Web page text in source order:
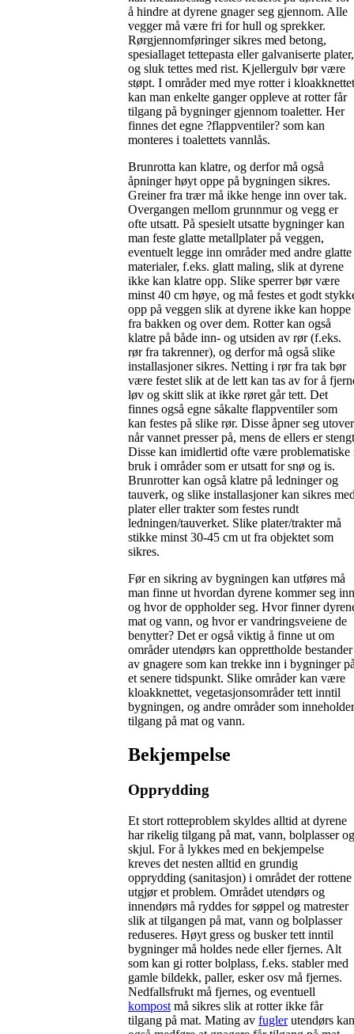
å hindre at dyrene gnager seg gjennom. Alle
vegger må være fri for hull og sprekker.
Rørgjennomføringer sikres med betong,
spesiallaget tettepasta eller galvaniserte plater,
og sluk tettes med rist. Kjellergulv bør være
støpt. I områder med mye rotter i kloakknettet
kan man enkelte ganger oppleve at rotter får
tilgang på bygninger gjennom toaletter. Her
finnes det egne ?flappventiler? som kan
monteres i toalettets vannlås.
Brunrotta kan klatre, og derfor må også
åpninger høyt oppe på bygningen sikres.
Greiner fra trær må ikke henge inn over tak.
Overgangen mellom grunnmur og vegg er
ofte utsatt. På spesielt utsatte bygninger kan
man feste glatte metallplater på veggen,
eventuelt legge inn områder med andre glatte
materialer, f.eks. glatt maling, slik at dyrene
ikke kan klatre opp. Slike sperrer bør være
minst 40 cm høye, og må festes et godt
opp på veggen slik at dyrene ikke kan hoppe
fra bakken og over dem. Rotter kan også
klatre på både inn- og utsiden av rør (f.eks.
rør fra takrenner), og derfor må også slike
installasjoner sikres. Netting i rør fra tak bør
være festet slik at de lett kan tas av for å
løv og skitt slik at ikke røret går tett. Det
finnes også egne såkalte flappventiler som
kan festes på slike rør. Disse åpner seg utover
når vannet presser på, mens de ellers er
Disse kan imidlertid ofte være problematiske
bruk i områder som er utsatt for snø og is.
Brunrotter kan også klatre på ledninger og
tauverk, og slike installasjoner kan sikres
plater eller trakter som festes rundt
ledningen/tauverket. Slike plater/trakter må
stikke minst 30-45 cm ut fra objektet som
sikres.
Før en sikring av bygningen kan utføres må
man finne ut hvordan dyrene kommer seg inn
og hvor de oppholder seg. Hvor finner
mat og vann, og hvor er vandringsveiene de
benytter? Det er også viktig å finne ut om
områder utendørs kan opprettholde bestander
av gnagere som kan trekke inn i bygninger
et senere tidspunkt. Slike områder kan være
kloakknettet, vegetasjonsområder tett inntil
bygningen, og andre områder som inneholder
tilgang på mat og vann.
Bekjempelse
Opprydding
Et stort rotteproblem skyldes alltid at dyrene
har rikelig tilgang på mat, vann, bolplasser og
skjul. For å lykkes med en bekjempelse
kreves det nesten alltid en grundig
opprydding (sanitasjon) i området der rottene
utgjør et problem. Området utendørs og
innendørs må ryddes for søppel og matrester
slik at tilgangen på mat, vann og bolplasser
reduseres. Høyt gress og busker tett inntil
bygninger må holdes nede eller fjernes. Alt
som kan gi rotter bolplass, f.eks. stabler med
gamle bildekk, paller, esker osv må fjernes.
Nedfallsfrukt må fjernes, og eventuell
kompost må sikres slik at rotter ikke får
tilgang på mat. Mating av fuglerutendørs kan